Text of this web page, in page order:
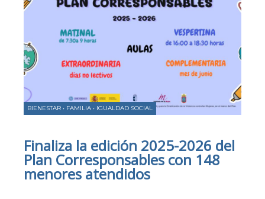
BIENESTAR • FAMILIA • IGUALDAD SOCIAL
Finaliza la edición 2025-2026 del
Plan Corresponsables con 148
menores atendidos